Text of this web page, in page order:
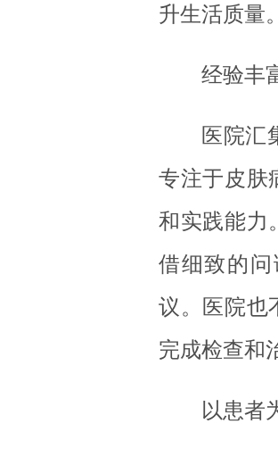
升生活质量。
经验丰
医院汇
专注于皮肤
和实践能力
借细致的
议。医院也
完成检查和
以患者